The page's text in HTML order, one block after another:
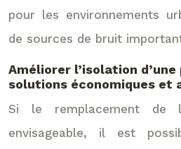
pour les environnements
de sources de bruit
Améliorer l’isolation
solutions économiques et
Si le remplacement de
envisageable, il est